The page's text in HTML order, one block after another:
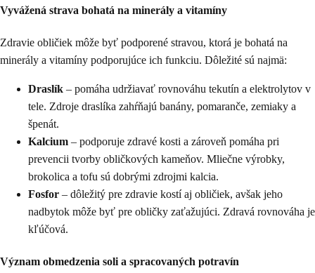
Vyvážená strava bohatá na minerály a vitamíny
Zdravie obličiek môže byť podporené stravou, ktorá je bohatá na
minerály a vitamíny podporujúce ich funkciu. Dôležité sú najmä:
Draslík – pomáha udržiavať rovnováhu tekutín a elektrolytov v
tele. Zdroje draslíka zahŕňajú banány, pomaranče, zemiaky a
špenát.
Kalcium – podporuje zdravé kosti a zároveň pomáha pri
prevencii tvorby obličkových kameňov. Mliečne výrobky,
brokolica a tofu sú dobrými zdrojmi kalcia.
Fosfor – dôležitý pre zdravie kostí aj obličiek, avšak jeho
nadbytok môže byť pre obličky zaťažujúci. Zdravá rovnováha je
kľúčová.
Význam obmedzenia soli a spracovaných potravín